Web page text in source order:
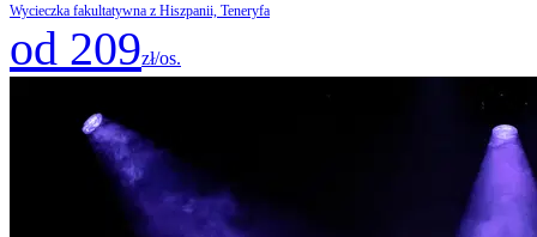
Wycieczka fakultatywna z Hiszpanii, Teneryfa
od 209zł/os.